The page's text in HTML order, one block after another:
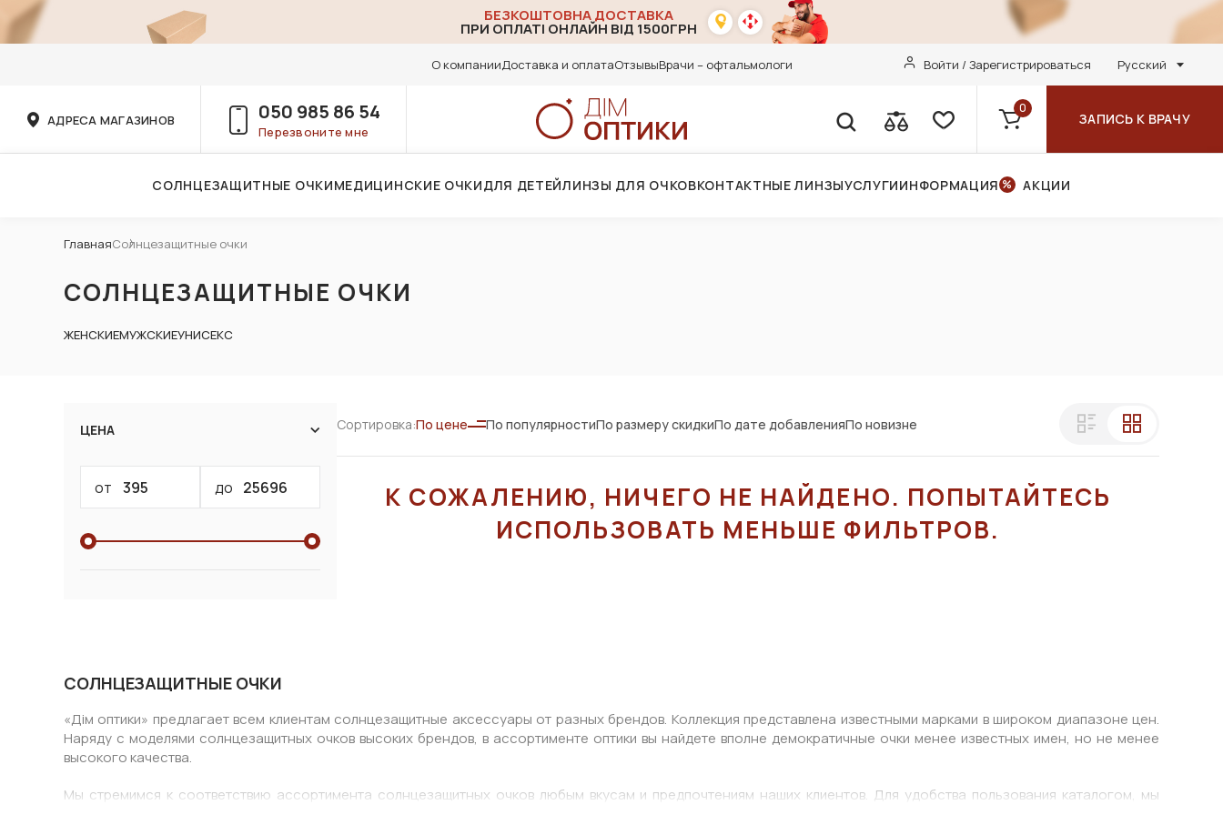
БЕЗКОШТОВНА ДОСТАВКА
ПРИ ОПЛАТІ ОНЛАЙН ВІД 1500ГРН
О компанииДоставка и оплатаОтзывыВрачи – офтальмологи Войти / Зарегистрироваться Русский
АДРЕСА МАГАЗИНОВ 050 985 86 54
Перезвоните мне
0
ЗАПИСЬ К ВРАЧУ
СОЛНЦЕЗАЩИТНЫЕ ОЧКИМЕДИЦИНСКИЕ ОЧКИДЛЯ ДЕТЕЙЛИНЗЫ ДЛЯ ОЧКОВКОНТАКТНЫЕ ЛИНЗЫУСЛУГИИНФОРМАЦИЯ АКЦИИ
ГлавнаяСолнцезащитные очки
СОЛНЦЕЗАЩИТНЫЕ ОЧКИ
ЖЕНСКИЕМУЖСКИЕУНИСЕКС
ЦЕНА
от до
Сортировка:По цене По популярностиПо размеру скидкиПо дате добавленияПо новизне
К СОЖАЛЕНИЮ, НИЧЕГО НЕ НАЙДЕНО. ПОПЫТАЙТЕСЬ
ИСПОЛЬЗОВАТЬ МЕНЬШЕ ФИЛЬТРОВ.
СОЛНЦЕЗАЩИТНЫЕ ОЧКИ
«Дім оптики» предлагает всем клиентам солнцезащитные аксессуары от разных брендов. Коллекция представлена известными марками в широком диапазоне цен.
Наряду с моделями солнцезащитных очков высоких брендов, в ассортименте оптики вы найдете вполне демократичные очки менее известных имен, но не менее
высокого качества.
Мы стремимся к соответствию ассортимента солнцезащитных очков любым вкусам и предпочтениям наших клиентов. Для удобства пользования каталогом, мы